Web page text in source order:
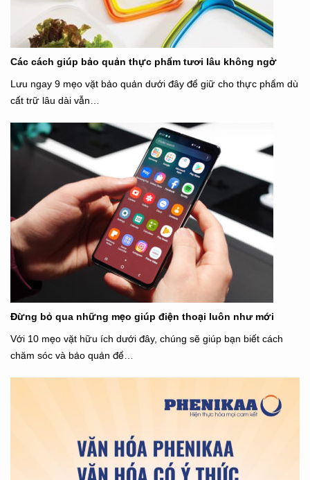
Các cách giúp bảo quản thực phẩm tươi lâu không ngờ
Lưu ngay 9 mẹo vặt bảo quản dưới đây để giữ cho thực phẩm dù
cất trữ lâu dài vẫn…
Đừng bỏ qua những mẹo giúp điện thoại luôn như mới
Với 10 mẹo vặt hữu ích dưới đây, chúng sẽ giúp bạn biết cách
chăm sóc và bảo quản để…